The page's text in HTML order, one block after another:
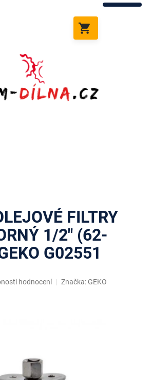
KOŠÍK
FILTRY
1/2" (62-
G02551
hodnocení Značka: GEKO